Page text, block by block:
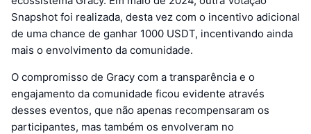
Snapshot foi realizada, desta vez com o incentivo adicional
de uma chance de ganhar 1000 USDT, incentivando ainda
mais o envolvimento da comunidade.
O compromisso de Gracy com a transparência e o
engajamento da comunidade ficou evidente através
desses eventos, que não apenas recompensaram os
participantes, mas também os envolveram no